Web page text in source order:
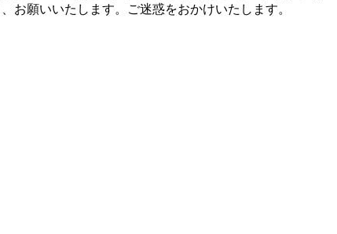
お願いいたします。ご迷惑をおかけいたします。